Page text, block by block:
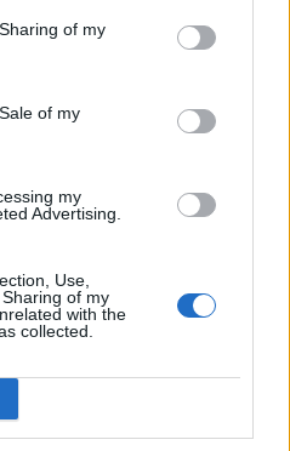
of my
of my
my
Advertising.
Use,
of my
with the
collected.
στο πλάι. Σέξι